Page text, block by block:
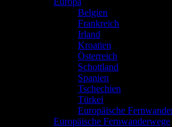
Belgien
Frankreich
Irland
Kroatien
Österreich
Schottland
Spanien
Tschechien
Türkei
Europäische
Europäische Fernwanderwege